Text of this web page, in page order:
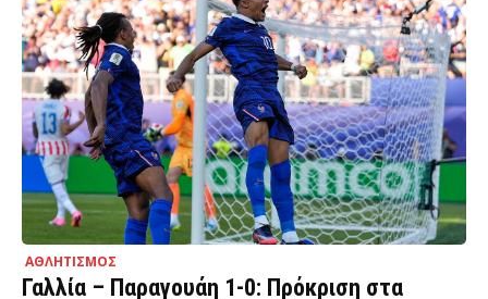
ΑΘΛΗΤΙΣΜΟΣ
Γαλλία – Παραγουάη 1-0: Πρόκριση στα